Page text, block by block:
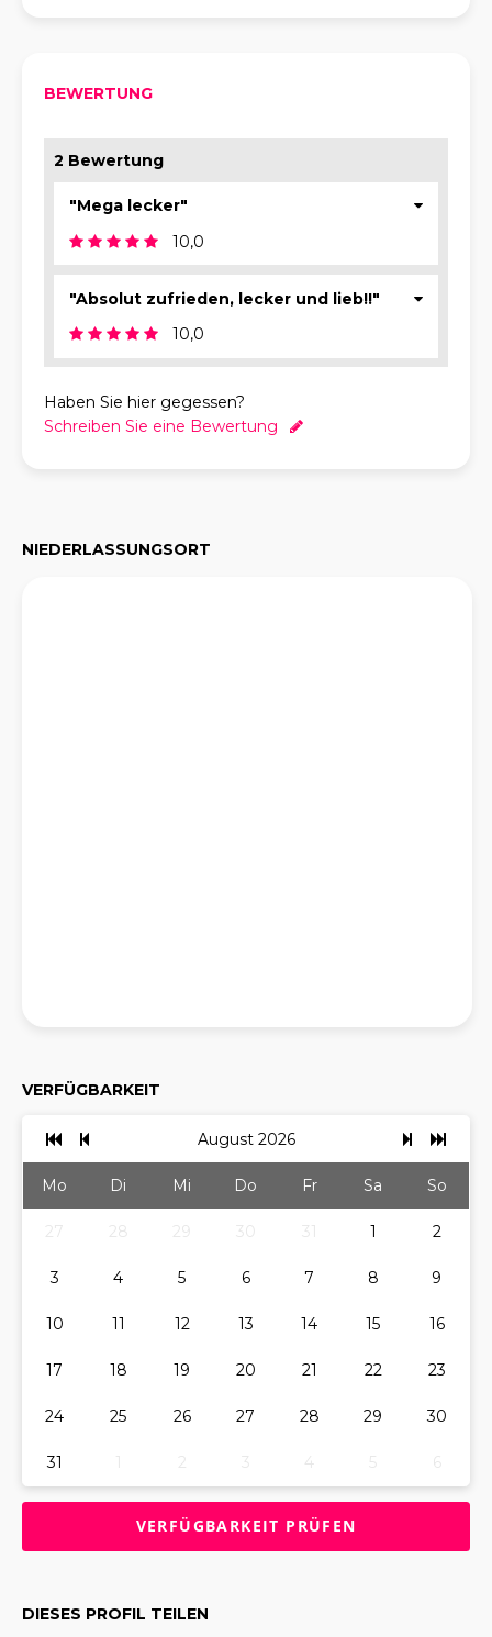
BEWERTUNG
2 Bewertung
"Mega lecker"
10,0
"Absolut zufrieden, lecker und lieb!!"
10,0
Haben Sie hier gegessen?
Schreiben Sie eine Bewertung
NIEDERLASSUNGSORT
VERFÜGBARKEIT
August 2026
Mo Di Mi Do Fr Sa So
1 2
3 4 5 6 7 8 9
10 11 12 13 14 15 16
17 18 19 20 21 22 23
24 25 26 27 28 29 30
31
DIESES PROFIL TEILEN